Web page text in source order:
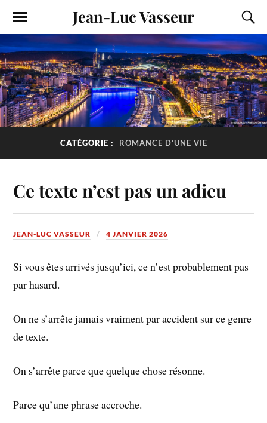
Jean-Luc Vasseur
CATÉGORIE : ROMANCE D’UNE VIE
Ce texte n’est pas un adieu
JEAN-LUC VASSEUR 4 JANVIER 2026
Si vous êtes arrivés jusqu’ici, ce n’est probablement pas
par hasard.
On ne s’arrête jamais vraiment par accident sur ce genre
de texte.
On s’arrête parce que quelque chose résonne.
Parce qu’une phrase accroche.